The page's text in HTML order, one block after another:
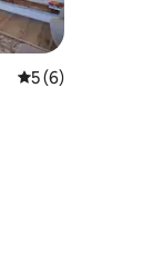
: 4,93 sur 5
Évaluation
5 (6)